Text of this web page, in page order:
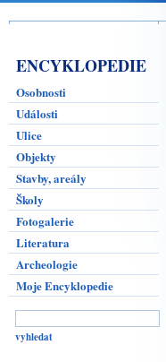
ENCYKLOPEDIE
Osobnosti
Události
Ulice
Objekty
Stavby, areály
Školy
Fotogalerie
Literatura
Archeologie
Moje Encyklopedie